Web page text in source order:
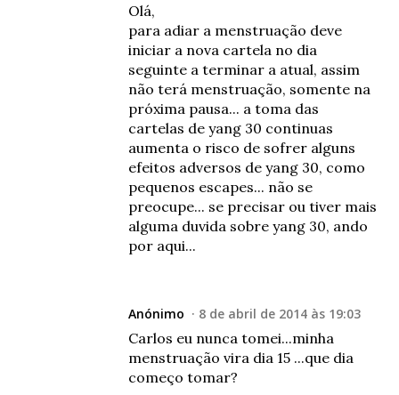
Olá,
para adiar a menstruação deve
iniciar a nova cartela no dia
seguinte a terminar a atual, assim
não terá menstruação, somente na
próxima pausa... a toma das
cartelas de yang 30 continuas
aumenta o risco de sofrer alguns
efeitos adversos de yang 30, como
pequenos escapes... não se
preocupe... se precisar ou tiver mais
alguma duvida sobre yang 30, ando
por aqui...
Anónimo 8 de abril de 2014 às 19:03
Carlos eu nunca tomei...minha
menstruação vira dia 15 ...que dia
começo tomar?